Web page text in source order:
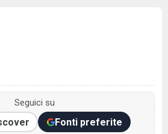
Seguici su
Fonti preferite